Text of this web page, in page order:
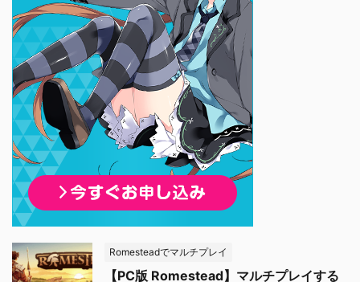
Romesteadでマルチプレイ
【PC版 Romestead】マルチプレイする